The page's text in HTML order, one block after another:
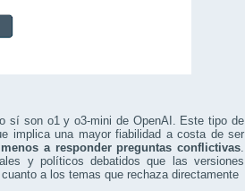
sí son o1 y o3-mini de OpenAI. Este tipo de
implica una mayor fiabilidad a costa de ser
a responder preguntas conflictivas.
y políticos debatidos que las versiones
a los temas que rechaza directamente